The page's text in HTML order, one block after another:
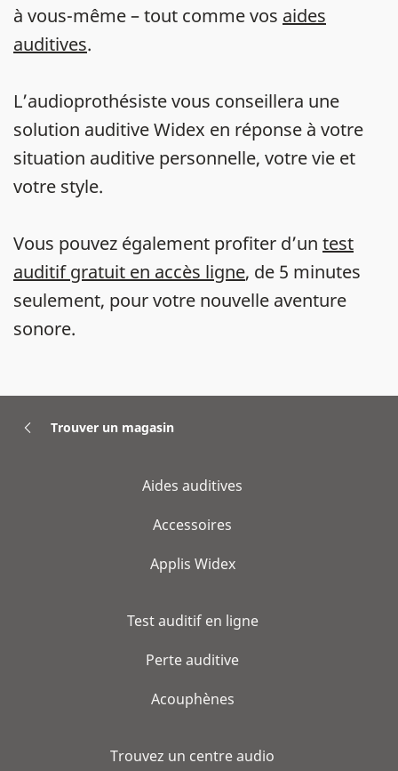
à vous-même – tout comme vos aides
auditives.
L’audioprothésiste vous conseillera une
solution auditive Widex en réponse à votre
situation auditive personnelle, votre vie et
votre style.
Vous pouvez également profiter d’un test
auditif gratuit en accès ligne, de 5 minutes
seulement, pour votre nouvelle aventure
sonore.
Trouver un magasin
Aides auditives
Accessoires
Applis Widex
Test auditif en ligne
Perte auditive
Acouphènes
Trouvez un centre audio